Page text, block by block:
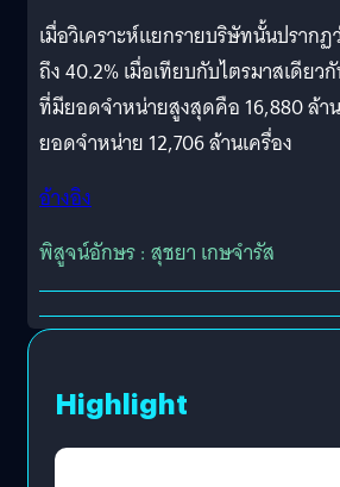
เมื่อวิเคราะห์แยกรายบริษัทนั้นปราก
ถึง 40.2% เมื่อเทียบกับไตรมาสเดีย
ที่มียอดจำหน่ายสูงสุดคือ 16,880 ล้า
ยอดจำหน่าย 12,706 ล้านเครื่อง
อ้างอิง
พิสูจน์อักษร : สุชยา เกษจำรัส
Highlight